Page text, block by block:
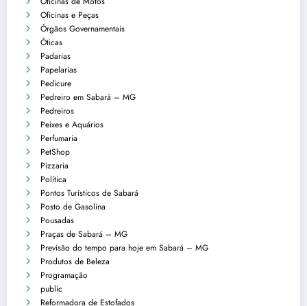
Oficinas e Peças
Órgãos Governamentais
Óticas
Padarias
Papelarias
Pedicure
Pedreiro em Sabará – MG
Pedreiros
Peixes e Aquários
Perfumaria
PetShop
Pizzaria
Política
Pontos Turísticos de Sabará
Posto de Gasolina
Pousadas
Praças de Sabará – MG
Previsão do tempo para hoje em Sabará – MG
Produtos de Beleza
Programação
public
Reformadora de Estofados